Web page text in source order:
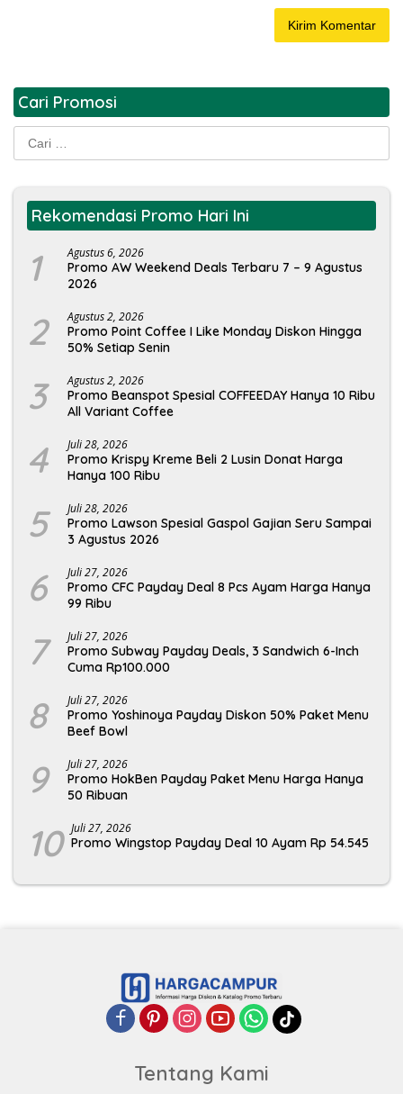
Cari Promosi
Cari
untuk:
Rekomendasi Promo Hari Ini
1 Agustus 6, 2026
Promo AW Weekend Deals Terbaru 7 – 9 Agustus
2026
2 Agustus 2, 2026
Promo Point Coffee I Like Monday Diskon Hingga
50% Setiap Senin
3 Agustus 2, 2026
Promo Beanspot Spesial COFFEEDAY Hanya 10 Ribu
All Variant Coffee
4 Juli 28, 2026
Promo Krispy Kreme Beli 2 Lusin Donat Harga
Hanya 100 Ribu
5 Juli 28, 2026
Promo Lawson Spesial Gaspol Gajian Seru Sampai
3 Agustus 2026
6 Juli 27, 2026
Promo CFC Payday Deal 8 Pcs Ayam Harga Hanya
99 Ribu
7 Juli 27, 2026
Promo Subway Payday Deals, 3 Sandwich 6-Inch
Cuma Rp100.000
8 Juli 27, 2026
Promo Yoshinoya Payday Diskon 50% Paket Menu
Beef Bowl
9 Juli 27, 2026
Promo HokBen Payday Paket Menu Harga Hanya
50 Ribuan
10 Juli 27, 2026
Promo Wingstop Payday Deal 10 Ayam Rp 54.545
Tentang Kami